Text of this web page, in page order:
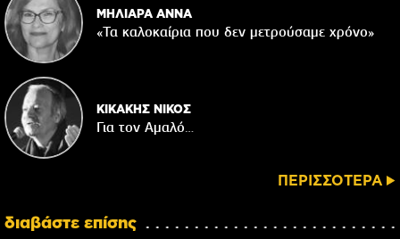
ΜΗΛΙΑΡΑ ΑΝΝΑ
«Τα καλοκαίρια που δεν μετρούσαμε χρόνο»
ΚΙΚΑΚΗΣ ΝΙΚΟΣ
Για τον Αμαλό…
ΠΕΡΙΣΣΟΤΕΡΑ
διαβάστε επίσης